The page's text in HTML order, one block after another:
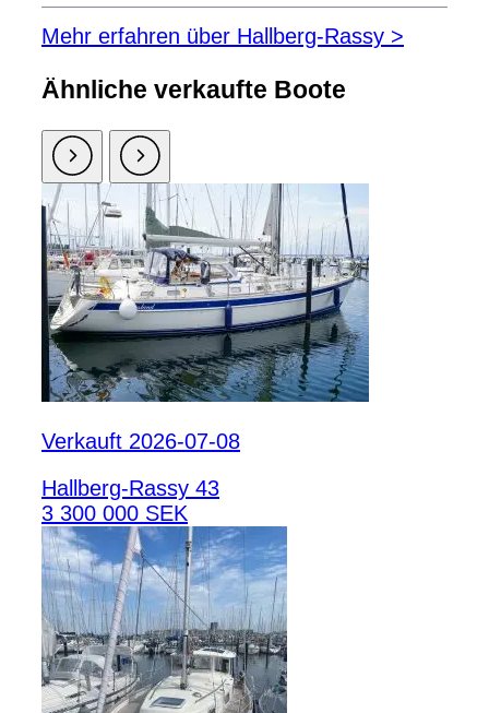
Mehr erfahren über Hallberg-Rassy >
Ähnliche verkaufte Boote
Verkauft 2026-07-08
Hallberg-Rassy 43
3 300 000 SEK